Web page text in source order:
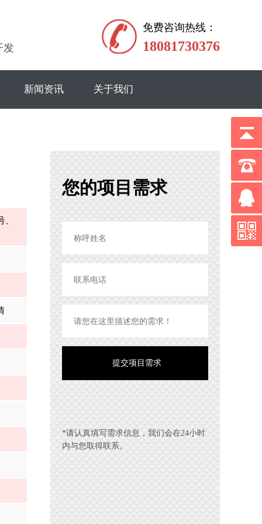
发
免费咨询热线：
18081730376
新闻资讯 关于我们
您的项目需求
*请认真填写需求信息，我们会在24小时
内与您取得联系。